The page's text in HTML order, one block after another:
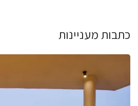
כתבות מעניינות